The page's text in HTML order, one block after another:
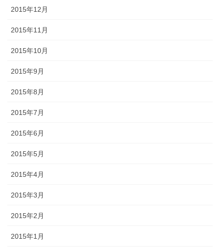
2015年12月
2015年11月
2015年10月
2015年9月
2015年8月
2015年7月
2015年6月
2015年5月
2015年4月
2015年3月
2015年2月
2015年1月